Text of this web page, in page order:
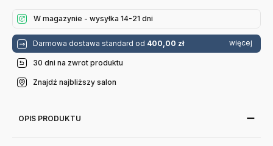
W magazynie - wysyłka 14-21 dni
Darmowa dostawa standard od 400,00 zł więcej
30 dni na zwrot produktu
Znajdź najbliższy salon
OPIS PRODUKTU